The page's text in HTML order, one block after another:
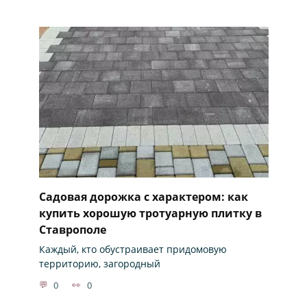
Садовая дорожка с характером: как
купить хорошую тротуарную плитку в
Ставрополе
Каждый, кто обустраивает придомовую
территорию, загородный
0 0